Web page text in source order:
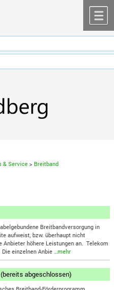
& Service> Breitband
Breitbandversorgung in
aufweist, bzw. überhaupt nicht
Anbieter höhere Leistungen an. Telekom
einzelnen Anbie
…mehr
abgeschlossen)